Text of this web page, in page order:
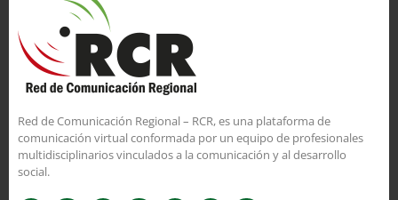
Red de Comunicación Regional – RCR, es una plataforma de
comunicación virtual conformada por un equipo de profesionales
multidisciplinarios vinculados a la comunicación y al desarrollo
social.